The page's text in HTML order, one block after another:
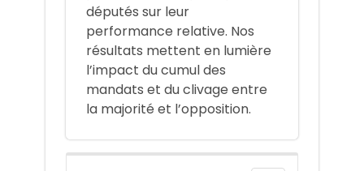
députés sur leur
performance relative. Nos
résultats mettent en lumière
l’impact du cumul des
mandats et du clivage entre
la majorité et l’opposition.